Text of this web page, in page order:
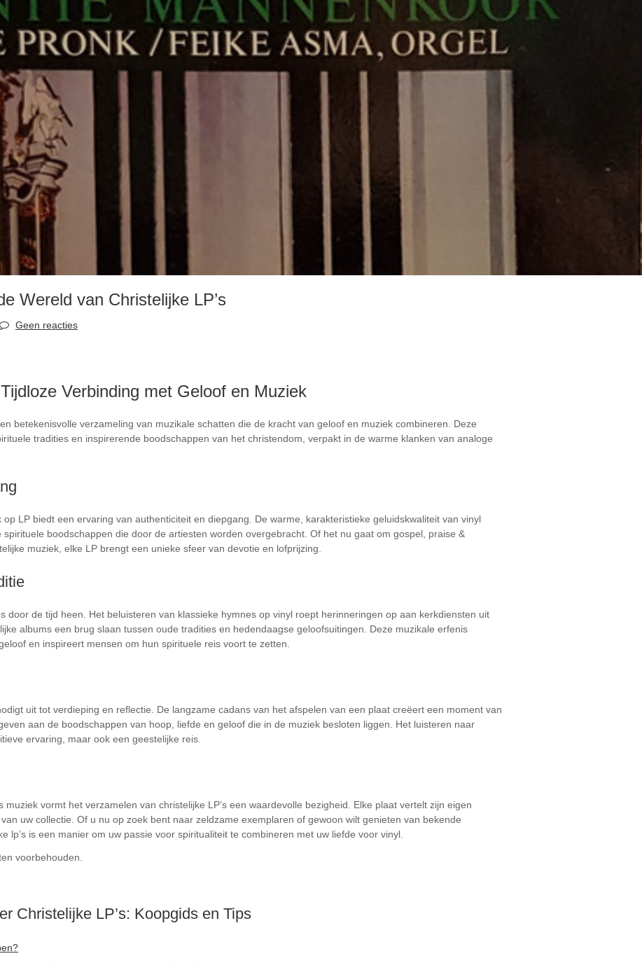
Wereld van Christelijke LP’s
Geen reacties
Verbinding met Geloof en Muziek
betekenisvolle verzameling van muzikale schatten die de kracht van geloof en muziek combineren. Deze
tradities en inspirerende boodschappen van het christendom, verpakt in de warme klanken van analoge
LP biedt een ervaring van authenticiteit en diepgang. De warme, karakteristieke geluidskwaliteit van vinyl
boodschappen die door de artiesten worden overgebracht. Of het nu gaat om gospel, praise &
muziek, elke LP brengt een unieke sfeer van devotie en lofprijzing.
door de tijd heen. Het beluisteren van klassieke hymnes op vinyl roept herinneringen op aan kerkdiensten uit
albums een brug slaan tussen oude tradities en hedendaagse geloofsuitingen. Deze muzikale erfenis
en inspireert mensen om hun spirituele reis voort te zetten.
uit tot verdieping en reflectie. De langzame cadans van het afspelen van een plaat creëert een moment van
aan de boodschappen van hoop, liefde en geloof die in de muziek besloten liggen. Het luisteren naar
ervaring, maar ook een geestelijke reis.
vormt het verzamelen van christelijke LP’s een waardevolle bezigheid. Elke plaat vertelt zijn eigen
uw collectie. Of u nu op zoek bent naar zeldzame exemplaren of gewoon wilt genieten van bekende
lp’s is een manier om uw passie voor spiritualiteit te combineren met uw liefde voor vinyl.
voorbehouden.
Christelijke LP’s: Koopgids en Tips